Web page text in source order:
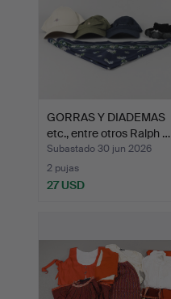
GORRAS Y DIADEMAS
etc., entre otros Ralph …
Subastado 30 jun 2026
2 pujas
27 USD